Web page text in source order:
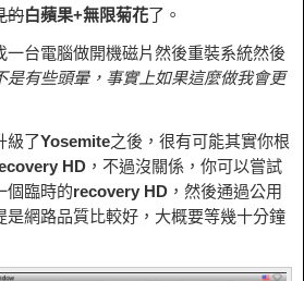
的白蘋果+無限菊花了。
一台電腦做開機磁片然後重裝系統然後
是有些頭暈，事實上如果這麼做我會更
級了Yosemite之後，很有可能其實你根
HD ，不過沒關係，你可以嘗試
個臨時的recovery HD ，然後通過公用
是網路品質比較好，大概要等幾十分鐘